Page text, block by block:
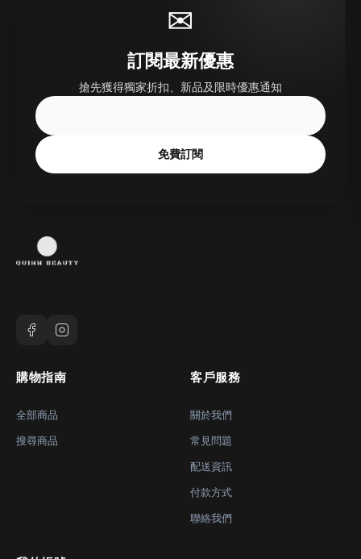
✉
訂閱最新優惠
搶先獲得獨家折扣、新品及限時優惠通知
免費訂閱
購物指南
全部商品
搜尋商品
客戶服務
關於我們
常見問題
配送資訊
付款方式
聯絡我們